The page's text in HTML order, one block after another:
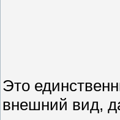
Это
внешний вид,